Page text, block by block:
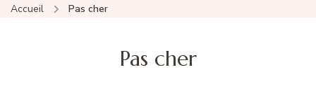
Accueil Pas cher
Pas cher